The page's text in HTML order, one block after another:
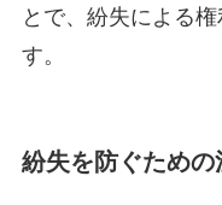
とで、紛失による
す。
紛失を防ぐため